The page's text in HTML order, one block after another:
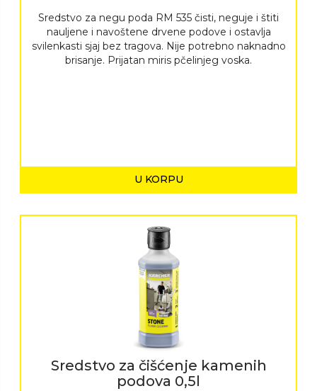
Sredstvo za negu poda RM 535 čisti, neguje i štiti
nauljene i navoštene drvene podove i ostavlja
svilenkasti sjaj bez tragova. Nije potrebno naknadno
brisanje. Prijatan miris pčelinjeg voska.
U KORPU
Sredstvo za čišćenje kamenih
podova 0,5l